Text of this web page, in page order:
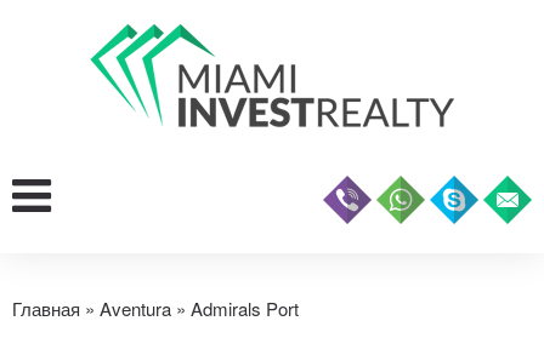
Главная » Aventura » Admirals Port